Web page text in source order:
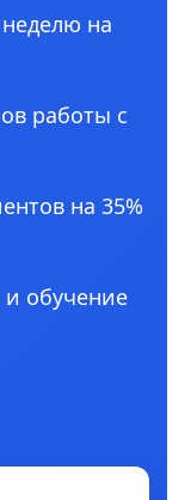
на
работы с
на 35%
и обучение